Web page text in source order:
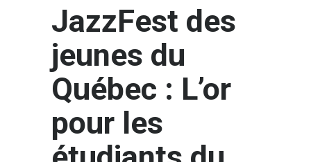
JazzFest des
jeunes du
Québec : L’or
pour les